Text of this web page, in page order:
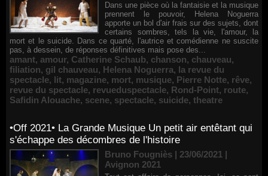
Dans une pièce où la fantaisie et la musique
prennent le pouvoir, Helena Noguerra
apporte un bol d'air frais sur des sujets, dont
certains sombres, tels la vie, l'amour, la
mort et le suicide. Dans ce quarté, l'autrice et comédienne ne suscite
pas, à dessein, de réponses définitives mais pose des...
amant, amour, Catherine Schaub, chanson, chauveau,
filiation, gil chauveau, Helena Noguerra, la revue du
spectacle, lit, magazine, mort, musique, Pierre Notte, rêve,
revue du spectacle, revueduspectacle, Rond-Point, route,
Safidin Alouache, scene, spectacle, suicide, theatre
•Off 2021• La Grande Musique Un petit air entêtant qui
s'échappe des décombres de l'histoire
Bruno Fougniès | 23/06/2021 |
Avignon 2021